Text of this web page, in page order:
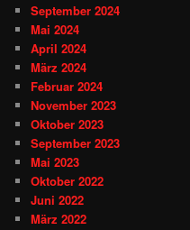
September 2024
Mai 2024
April 2024
März 2024
Februar 2024
November 2023
Oktober 2023
September 2023
Mai 2023
Oktober 2022
Juni 2022
März 2022